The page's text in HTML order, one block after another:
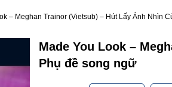
– Meghan Trainor (Vietsub) – Hút Lấy Ánh Nhìn
Made You Look –
Phụ đề song ngữ